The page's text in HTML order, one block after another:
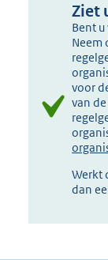
Ziet
Bent
Neem
voor
van
Werkt
dan